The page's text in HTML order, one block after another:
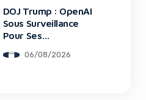
DOJ Trump : OpenAI
Sous Surveillance
Pour Ses
06/08/2026